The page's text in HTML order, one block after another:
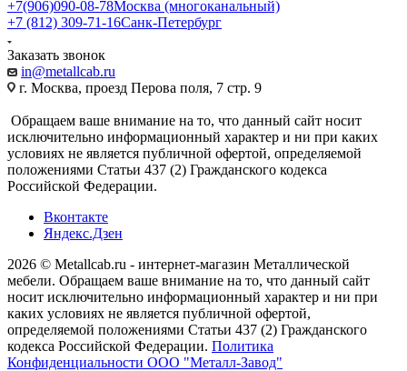
+7(906)090-08-78Москва (многоканальный)
+7 (812) 309-71-16Санк-Петербург
Заказать звонок
in@metallcab.ru
г. Москва, проезд Перова поля, 7 стр. 9
Обращаем ваше внимание на то, что данный сайт носит
исключительно информационный характер и ни при каких
условиях не является публичной офертой, определяемой
положениями Статьи 437 (2) Гражданского кодекса
Российской Федерации.
Вконтакте
Яндекс.Дзен
2026 © Metallcab.ru - интернет-магазин Металлической
мебели. Обращаем ваше внимание на то, что данный сайт
носит исключительно информационный характер и ни при
каких условиях не является публичной офертой,
определяемой положениями Статьи 437 (2) Гражданского
кодекса Российской Федерации. Политика
Конфиденциальности ООО "Металл-Завод"